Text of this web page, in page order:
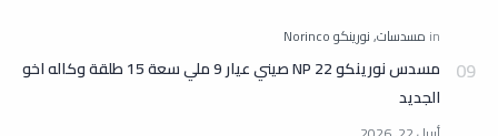
مسدس نورينكو NP 22 صيني عيار 9 ملي سعة 15 طلقة وكاله اخو
الجديد